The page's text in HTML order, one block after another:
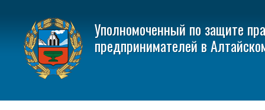
Уполномоченный по защите
предпринимателей в